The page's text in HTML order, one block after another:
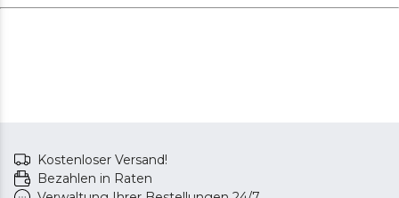
Kostenloser Versand!
Bezahlen in Raten